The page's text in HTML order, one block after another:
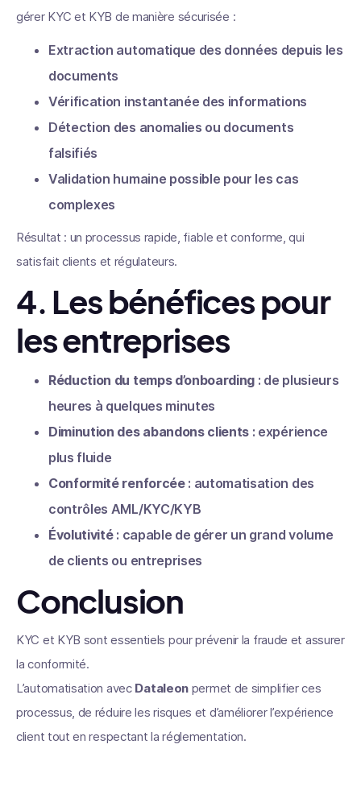
gérer KYC et KYB de manière sécurisée :
Extraction automatique des données depuis les
documents
Vérification instantanée des informations
Détection des anomalies ou documents
falsifiés
Validation humaine possible pour les cas
complexes
Résultat : un processus rapide, fiable et conforme, qui
satisfait clients et régulateurs.
4. Les bénéfices pour
les entreprises
Réduction du temps d’onboarding : de plusieurs
heures à quelques minutes
Diminution des abandons clients : expérience
plus fluide
Conformité renforcée: automatisation des
contrôles AML/KYC/KYB
Évolutivité: capable de gérer un grand volume
de clients ou entreprises
Conclusion
KYC et KYB sont essentiels pour prévenir la fraude et assurer
la conformité.
L’automatisation avec Dataleon permet de simplifier ces
processus, de réduire les risques et d’améliorer l’expérience
client tout en respectant la réglementation.